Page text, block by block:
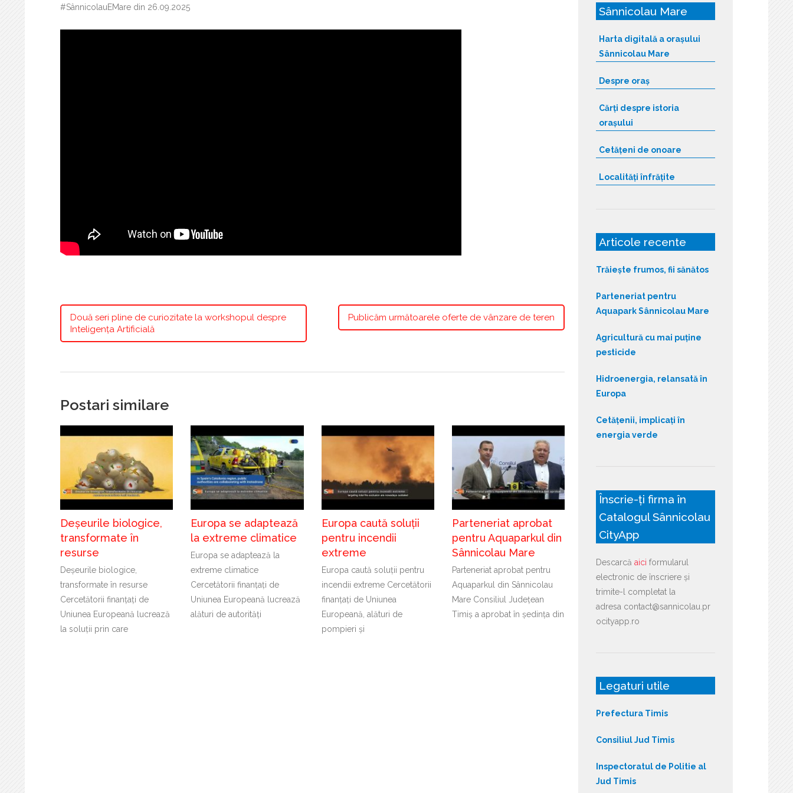
#SânnicolauEMare din 26.09.2025
Două seri pline de curiozitate la workshopul despre
Inteligența Artificială
Publicăm următoarele oferte de vânzare de teren
Postari similare
Deșeurile biologice,
transformate în
resurse
Deșeurile biologice,
transformate în resurse
Cercetătorii finanțați de
Uniunea Europeană lucrează
la soluții prin care
Europa se adaptează
la extreme climatice
Europa se adaptează la
extreme climatice
Cercetătorii finanțați de
Uniunea Europeană lucrează
alături de autorități
Europa caută soluții
pentru incendii
extreme
Europa caută soluții pentru
incendii extreme Cercetătorii
finanțați de Uniunea
Europeană, alături de
pompieri și
Parteneriat aprobat
pentru Aquaparkul din
Sânnicolau Mare
Parteneriat aprobat pentru
Aquaparkul din Sânnicolau
Mare Consiliul Județean
Timiș a aprobat în ședința din
Sânnicolau Mare
Harta digitală a orașului
Sânnicolau Mare
Despre oraș
Cărți despre istoria
orașului
Cetățeni de onoare
Localități înfrățite
Articole recente
Trăiește frumos, fii sănătos
Parteneriat pentru
Aquapark Sânnicolau Mare
Agricultură cu mai puține
pesticide
Hidroenergia, relansată în
Europa
Cetățenii, implicați în
energia verde
Înscrie-ți firma în
Catalogul Sânnicolau
CityApp
Descarcă aici formularul
electronic de înscriere și
trimite-l completat la
adresa contact@sannicolau.pr
ocityapp.ro
Legaturi utile
Prefectura Timis
Consiliul Jud Timis
Inspectoratul de Politie al
Jud Timis